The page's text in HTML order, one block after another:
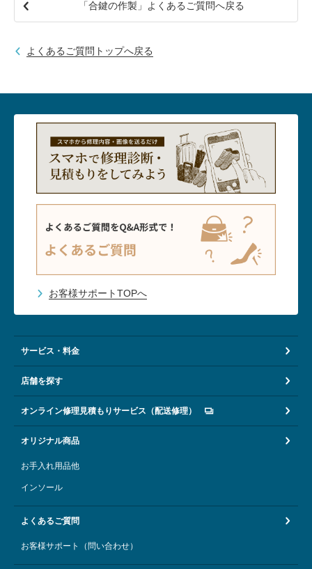
印鑑・はんこの作製 ダビング
よくあるご質問
お問い合わせ
採用情報
「合鍵の作製」よくあるご質問へ戻る
よくあるご質問トップへ戻る
お客様サポートTOPへ
サービス・料金
店舗を探す
オンライン修理見積もりサービス（配送修理）
オリジナル商品
お手入れ用品他
インソール
よくあるご質問
お客様サポート（問い合わせ）